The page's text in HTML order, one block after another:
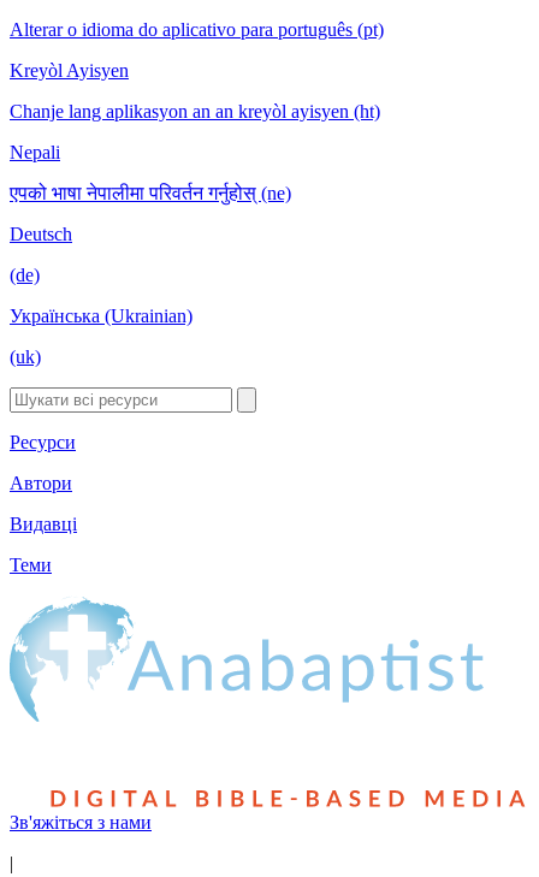
Alterar o idioma do aplicativo para português (pt)
Kreyòl Ayisyen
Chanje lang aplikasyon an an kreyòl ayisyen (ht)
Nepali
एपको भाषा नेपालीमा परिवर्तन गर्नुहोस् (ne)
Deutsch
(de)
Українська (Ukrainian)
(uk)
Ресурси
Автори
Видавці
Теми
Зв'яжіться з нами
|